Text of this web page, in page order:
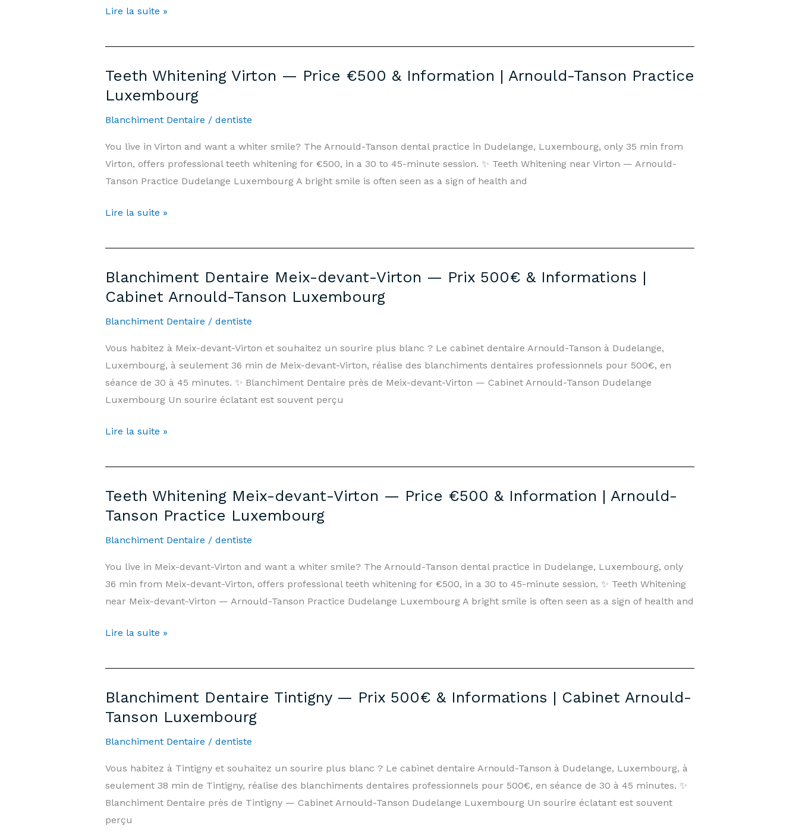
Practice
Blanchiment
Virton
Prix
500€
|
Cabinet
Arnould-
Luxembourg
Lire la suite »
Teeth Whitening Virton — Price €500 & Information | Arnould-Tanson Practice
Luxembourg
Blanchiment Dentaire / dentiste
You live in Virton and want a whiter smile? The Arnould-Tanson dental practice in Dudelange, Luxembourg, only 35 min from
Virton, offers professional teeth whitening for €500, in a 30 to 45-minute session. ✨ Teeth Whitening near Virton — Arnould-
Tanson Practice Dudelange Luxembourg A bright smile is often seen as a sign of health and
Teeth
Virton
Price
€500
|
Arnould-
Tanson
Practice
Lire la suite »
Blanchiment Dentaire Meix-devant-Virton — Prix 500€ & Informations |
Cabinet Arnould-Tanson Luxembourg
Blanchiment Dentaire / dentiste
Vous habitez à Meix-devant-Virton et souhaitez un sourire plus blanc ? Le cabinet dentaire Arnould-Tanson à Dudelange,
Luxembourg, à seulement 36 min de Meix-devant-Virton, réalise des blanchiments dentaires professionnels pour 500€, en
séance de 30 à 45 minutes. ✨ Blanchiment Dentaire près de Meix-devant-Virton — Cabinet Arnould-Tanson Dudelange
Luxembourg Un sourire éclatant est souvent perçu
Blanchiment
Meix-
Virton
Prix
&
Informations
|
Arnould-
Luxembourg
Lire la suite »
Teeth Whitening Meix-devant-Virton — Price €500 & Information | Arnould-
Tanson Practice Luxembourg
Blanchiment Dentaire / dentiste
You live in Meix-devant-Virton and want a whiter smile? The Arnould-Tanson dental practice in Dudelange, Luxembourg, only
36 min from Meix-devant-Virton, offers professional teeth whitening for €500, in a 30 to 45-minute session. ✨ Teeth Whitening
near Meix-devant-Virton — Arnould-Tanson Practice Dudelange Luxembourg A bright smile is often seen as a sign of health and
Teeth
Meix-
Virton
Price
&
Information
|
Arnould-
Lire la suite »
Blanchiment Dentaire Tintigny — Prix 500€ & Informations | Cabinet Arnould-
Tanson Luxembourg
Blanchiment Dentaire / dentiste
Vous habitez à Tintigny et souhaitez un sourire plus blanc ? Le cabinet dentaire Arnould-Tanson à Dudelange, Luxembourg, à
seulement 38 min de Tintigny, réalise des blanchiments dentaires professionnels pour 500€, en séance de 30 à 45 minutes. ✨
Blanchiment Dentaire près de Tintigny — Cabinet Arnould-Tanson Dudelange Luxembourg Un sourire éclatant est souvent
perçu